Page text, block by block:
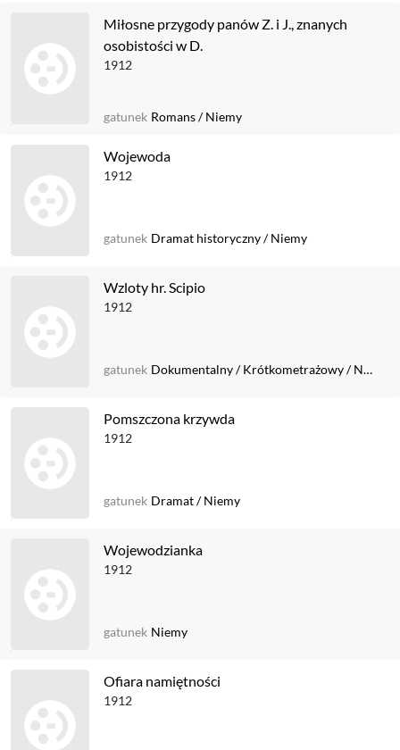
Miłosne przygody panów Z. i J., znanych
osobistości w D.
1912
gatunek Romans/Niemy
Wojewoda
1912
gatunek Dramat historyczny/Niemy
Wzloty hr. Scipio
1912
gatunek Dokumentalny/Krótkometrażowy/Niemy
Pomszczona krzywda
1912
gatunek Dramat/Niemy
Wojewodzianka
1912
gatunek Niemy
Ofiara namiętności
1912